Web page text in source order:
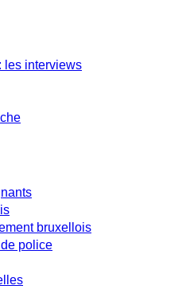
les interviews
bruxellois
police